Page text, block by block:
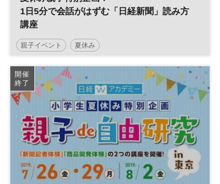
1日5分で会話がはずむ「日経新聞」読み方
講座
親子イベント 夏休み
開催
終了